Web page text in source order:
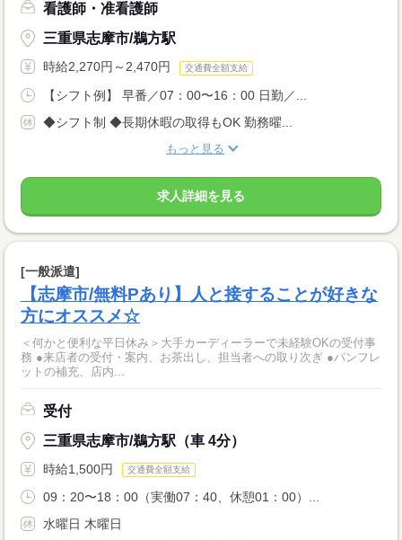
看護師・准看護師
三重県志摩市/鵜方駅
時給2,270円～2,470円 交通費全額支給
【シフト例】 早番／07：00〜16：00 日勤／...
◆シフト制 ◆長期休暇の取得もOK 勤務曜...
もっと見る
求人詳細を見る
[一般派遣]
【志摩市/無料Pあり】人と接することが好きな
方にオススメ☆
＜何かと便利な平日休み＞大手カーディーラーで未経験OKの受付事
務 ●来店者の受付・案内、お茶出し、担当者への取り次ぎ ●パンフレ
ットの補充、店内...
受付
三重県志摩市/鵜方駅（車 4分）
時給1,500円 交通費全額支給
09：20〜18：00（実働07：40、休憩01：00）...
水曜日 木曜日